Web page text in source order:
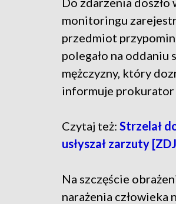
monitoringu
przedmiot
polegało na oddaniu
mężczyzny, który
informuje prokurator
Czytaj też: Strzelał
usłyszał zarzuty
Na szczęście
narażenia